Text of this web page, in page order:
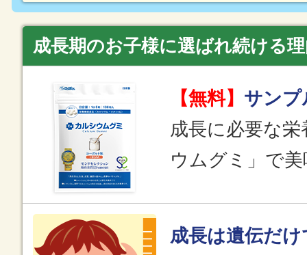
成長期のお子様に選ばれ続ける
【無料】 サンプ
成長に必要な
ウムグミ」で
成長は遺伝だ